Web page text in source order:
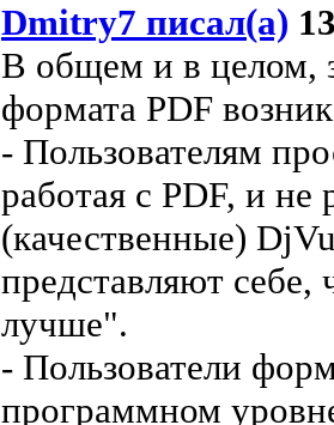
Dmitry7 писал(а)
В общем и в целом,
формата PDF
- Пользователям
работая с PDF, и не
(качественные)
представляют
лучше".
- Пользователи
программном